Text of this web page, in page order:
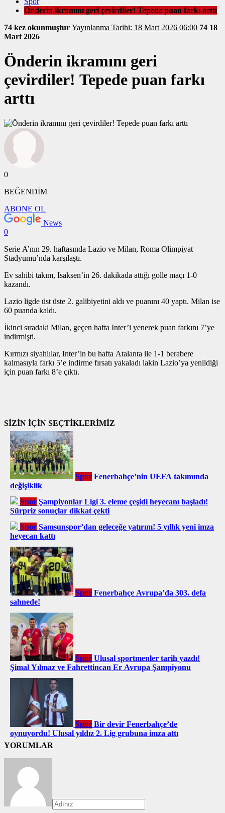
Önderin ikramını geri çevirdiler! Tepede puan farkı arttı
74 kez okunmuştur
Yayınlanma Tarihi: 18 Mart 2026 06:00 74 18
Mart 2026
Önderin ikramını geri
çevirdiler! Tepede puan farkı
arttı
0
BEĞENDİM
ABONE OL
News
0
Serie A’nın 29. haftasında Lazio ve Milan, Roma Olimpiyat
Stadyumu’nda karşılaştı.
Ev sahibi takım, Isaksen’in 26. dakikada attığı golle maçı 1-0
kazandı.
Lazio ligde üst üste 2. galibiyetini aldı ve puanını 40 yaptı. Milan ise
60 puanda kaldı.
İkinci sıradaki Milan, geçen hafta Inter’i yenerek puan farkını 7’ye
indirmişti.
Kırmızı siyahlılar, Inter’in bu hafta Atalanta ile 1-1 berabere
kalmasıyla farkı 5’e indirme fırsatı yakaladı lakin Lazio’ya yenildiği
için puan farkı 8’e çıktı.
SİZİN İÇİN SEÇTİKLERİMİZ
Spor Fenerbahçe’nin UEFA takımında
değişiklik
Spor Şampiyonlar Ligi 3. eleme çeşidi heyecanı başladı!
Sürpriz sonuçlar dikkat çekti
Spor Samsunspor’dan geleceğe yatırım! 5 yıllık yeni imza
heyecan kattı
Spor Fenerbahçe Avrupa’da 303. defa
sahnede!
Spor Ulusal sportmenler tarih yazdı!
Şimal Yılmaz ve Fahrettincan Er Avrupa Şampiyonu
Spor Bir devir Fenerbahçe’de
oynuyordu! Ulusal yıldız 2. Lig grubuna imza attı
YORUMLAR